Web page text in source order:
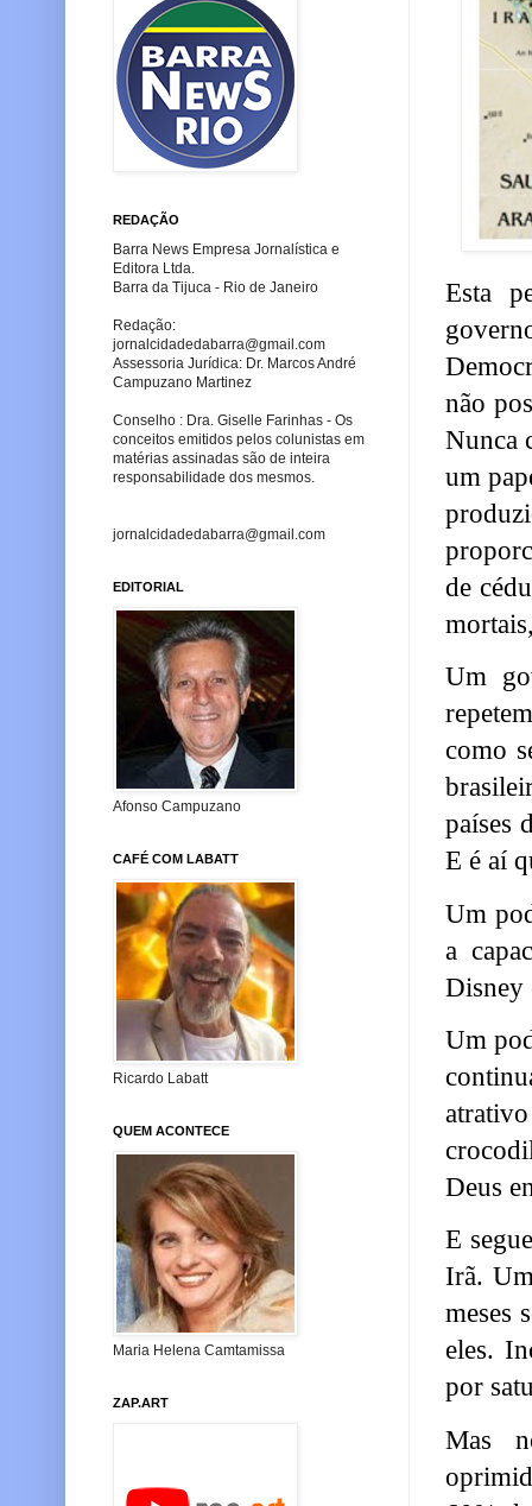
Esta
não
Nunca
um
de
Um
como
países
E é aí
Um
a
Disney
Um
Deus
E
Irã.
meses
eles.
por
Mas
REDAÇÃO
Barra News Empresa Jornalística e
Editora Ltda.
Barra da Tijuca - Rio de Janeiro
Redação:
jornalcidadedabarra@gmail.com
Assessoria Jurídica: Dr. Marcos André
Campuzano Martinez
Conselho : Dra. Giselle Farinhas - Os
conceitos emitidos pelos colunistas em
matérias assinadas são de inteira
responsabilidade dos mesmos.
jornalcidadedabarra@gmail.com
EDITORIAL
Afonso Campuzano
CAFÉ COM LABATT
Ricardo Labatt
QUEM ACONTECE
Maria Helena Camtamissa
ZAP.ART